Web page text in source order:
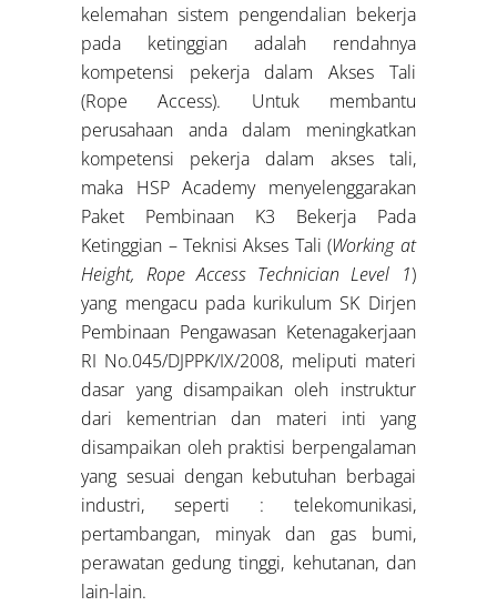
kelemahan sistem pengendalian bekerja
pada ketinggian adalah rendahnya
kompetensi pekerja dalam Akses Tali
(Rope Access). Untuk membantu
perusahaan anda dalam meningkatkan
kompetensi pekerja dalam akses tali,
maka HSP Academy menyelenggarakan
Paket Pembinaan K3 Bekerja Pada
Ketinggian – Teknisi Akses Tali (Working at
Height, Rope Access Technician Level 1)
yang mengacu pada kurikulum SK Dirjen
Pembinaan Pengawasan Ketenagakerjaan
RI No.045/DJPPK/IX/2008, meliputi materi
dasar yang disampaikan oleh instruktur
dari kementrian dan materi inti yang
disampaikan oleh praktisi berpengalaman
yang sesuai dengan kebutuhan berbagai
industri, seperti : telekomunikasi,
pertambangan, minyak dan gas bumi,
perawatan gedung tinggi, kehutanan, dan
lain-lain.